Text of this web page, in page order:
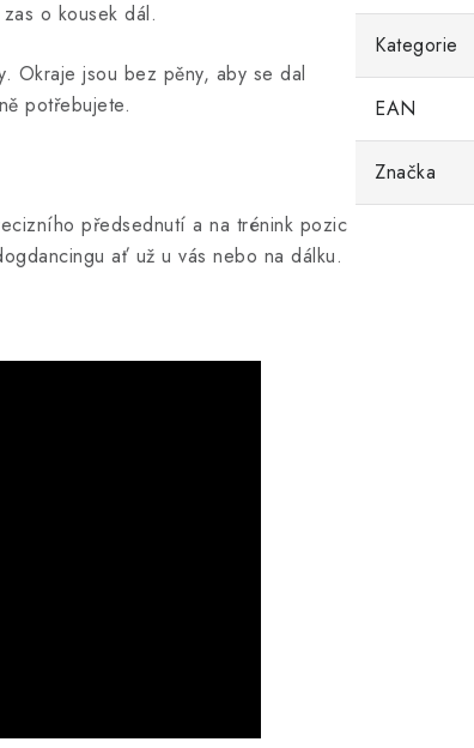
o kousek dál.
Okraje jsou bez pěny, aby se dal
potřebujete.
předsednutí a na trénink pozic
ať už u vás nebo na dálku.
Kategorie
EAN
Značka